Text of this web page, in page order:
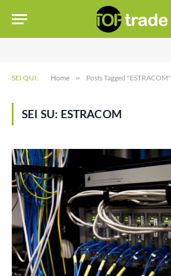
SEI QUI: Home » Posts Tagged "ESTRACOM"
SEI SU: ESTRACOM